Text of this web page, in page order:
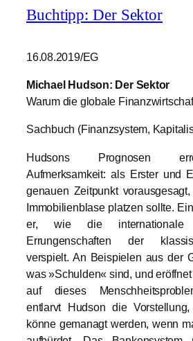
Buchtipp: Der Sektor
16.08.2019/EG
Michael Hudson: Der Sektor
Warum die globale
Sachbuch (Finanzsystem,
Hudsons Prognosen
Aufmerksamkeit: als Erster und
genauen Zeitpunkt
Immobilienblase platzen sollte.
er, wie die internationale
Errungenschaften der
verspielt. An Beispielen aus der
was »Schulden« sind, und
auf dieses
entlarvt Hudson die
könne gemanagt werden, wenn